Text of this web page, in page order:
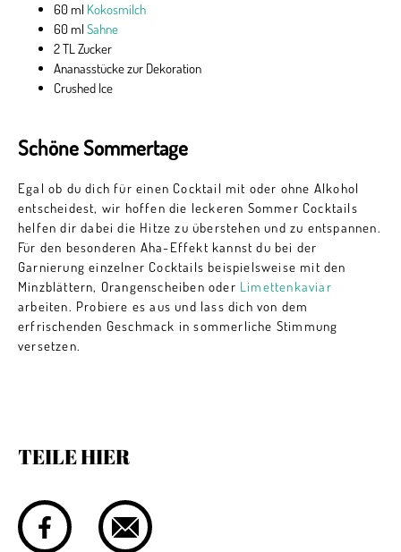
60 ml Kokosmilch
60 ml Sahne
2 TL Zucker
Ananasstücke zur Dekoration
Crushed Ice
Schöne Sommertage
Egal ob du dich für einen Cocktail mit oder ohne Alkohol
entscheidest, wir hoffen die leckeren Sommer Cocktails
helfen dir dabei die Hitze zu überstehen und zu entspannen.
Für den besonderen Aha-Effekt kannst du bei der
Garnierung einzelner Cocktails beispielsweise mit den
Minzblättern, Orangenscheiben oder Limettenkaviar
arbeiten. Probiere es aus und lass dich von dem
erfrischenden Geschmack in sommerliche Stimmung
versetzen.
TEILE HIER